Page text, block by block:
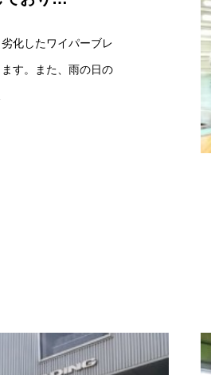
化したワイパーブレ
す。また、雨の日の